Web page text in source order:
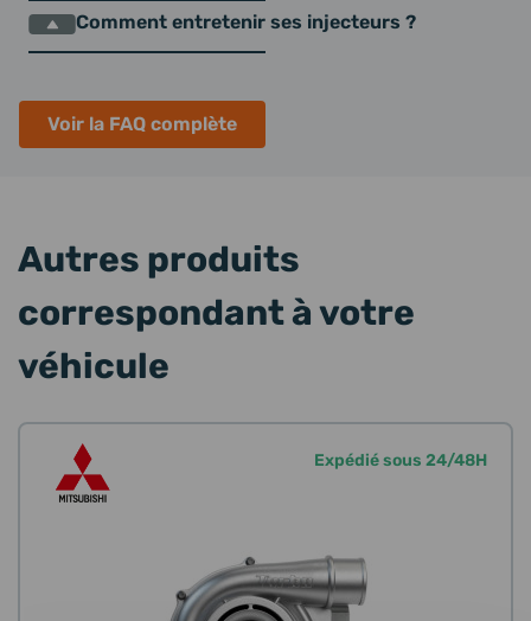
Comment entretenir ses injecteurs ?
Voir la FAQ complète
Autres produits
correspondant à votre
véhicule
Expédié sous 24/48H